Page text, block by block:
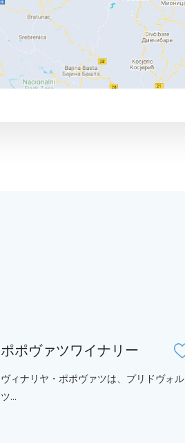
ポポヴァツワイナリー
ヴィナリヤ・ポポヴァツは、プリドヴォル
ツ...